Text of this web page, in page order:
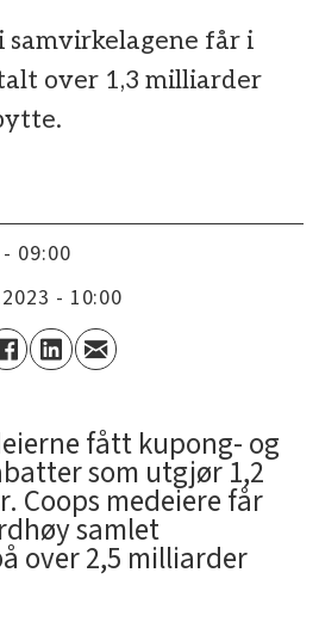
samvirkelagene får i
over 1,3 milliarder
- 09:00
- 10:00
fått kupong- og
som utgjør 1,2
Coops medeiere får
samlet
over 2,5 milliarder